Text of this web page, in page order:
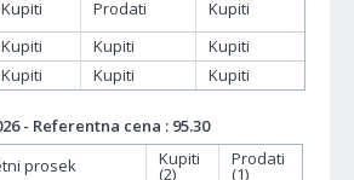
Kupiti Prodati
Kupiti
Kupiti Kupiti
Kupiti
Kupiti Kupiti Kupiti
- Referentna cena : 95.30
prosek Kupiti
(2)
Prodati
(1)